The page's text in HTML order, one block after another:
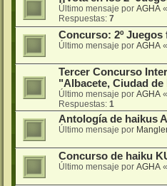
Último mensaje por AGHA «
Respuestas: 7
Concurso: 2º
Último mensaje por AGHA «
Tercer Concurso
"Albacete, Ciudad
Último mensaje por AGHA «
Respuestas: 1
Antología de haikus
Último mensaje por
Concurso de haiku
Último mensaje por AGHA «